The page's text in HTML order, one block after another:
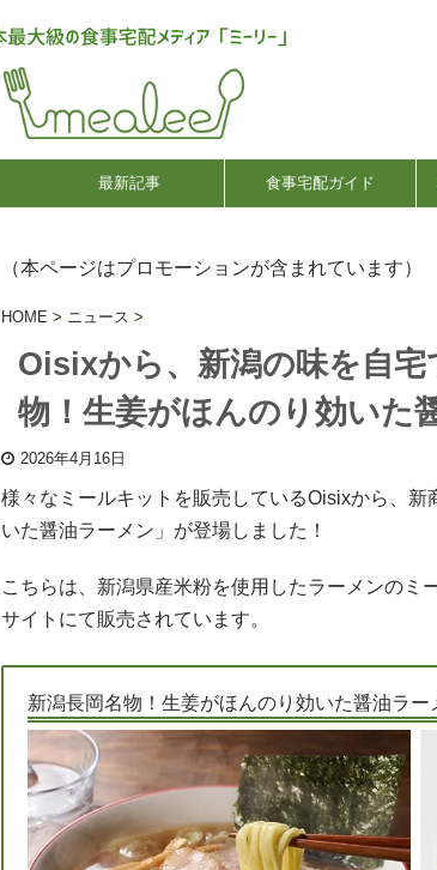
最新記事 食事宅配ガイド
（本ページはプロモーションが含まれています）
HOME > ニュース >
Oisixから、新潟の味を自宅
物！生姜がほんのり効いた
2026年4月16日
様々なミールキットを販売しているOisixから、
いた醤油ラーメン」が登場しました！
こちらは、新潟県産米粉を使用したラーメンの
サイトにて販売されています。
新潟長岡名物！生姜がほんのり効いた醤油ラ